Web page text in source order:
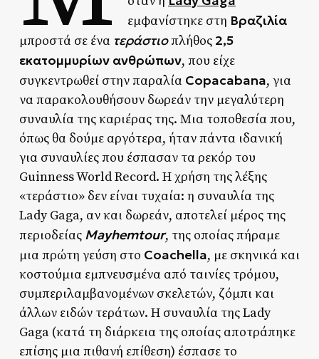
εμφανίστηκε στη Βραζιλία
μπροστά σε ένα τεράστιοπλήθος 2,5
εκατομμυρίων ανθρώπων, που είχε
συγκεντρωθεί στην παραλία Copacabana, για
να παρακολουθήσουν δωρεάν την μεγαλύτερη
συναυλία της καριέρας της. Μια τοποθεσία που,
όπως θα δούμε αργότερα, ήταν πάντα ιδανική
για συναυλίες που έσπασαν τα ρεκόρ του
Guinness World Record. Η χρήση της λέξης
«τεράστιο» δεν είναι τυχαία: η συναυλία της
Lady Gaga, αν και δωρεάν, αποτελεί μέρος της
περιοδείας Mayhemtour, της οποίας πήραμε
μια πρώτη γεύση στο Coachella, με σκηνικά και
κοστούμια εμπνευσμένα από ταινίες τρόμου,
συμπεριλαμβανομένων σκελετών, ζόμπι και
άλλων ειδών τεράτων. Η συναυλία της Lady
Gaga (κατά τη διάρκεια της οποίας αποτράπηκε
επίσης μια πιθανή επίθεση) έσπασε το